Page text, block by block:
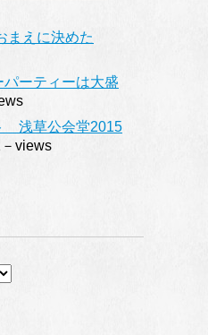
まえに決めた
ーティーは大盛
浅草公会堂2015
views